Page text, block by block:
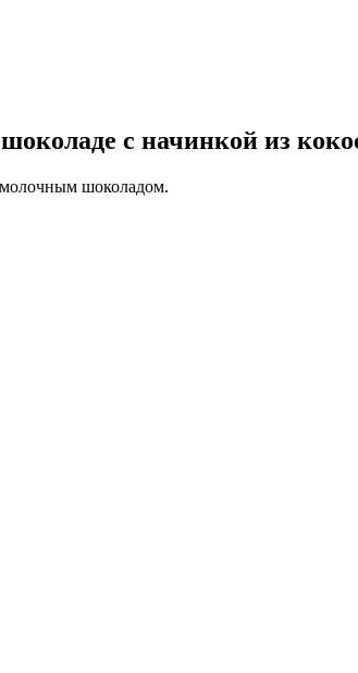
с начинкой из
шоколадом.